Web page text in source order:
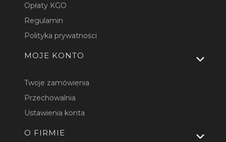
Opłaty KGO
Regulamin
Polityka prywatności
MOJE KONTO
Twoje zamówienia
Przechowalnia
Ustawienia konta
O FIRMIE